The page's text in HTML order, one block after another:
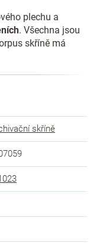
plechu a
. Všechna jsou
skříně má
skříně